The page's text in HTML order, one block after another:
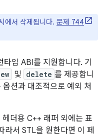
에서 삭제됩니다. 문제 744
임 ABI를 지원합니다. 기
및 delete 를 제공합니
션과 대조적으로 예외 처
더용 C++ 래퍼 외에는 표
라서 STL을 원한다면 이 페